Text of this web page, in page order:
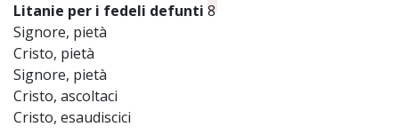
Litanie per i fedeli defunti 8
Signore, pietà
Cristo, pietà
Signore, pietà
Cristo, ascoltaci
Cristo, esaudiscici